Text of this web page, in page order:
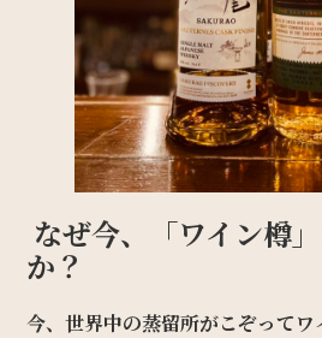
なぜ今、「ワイン樽
か？
今、世界中の蒸留所がこぞって